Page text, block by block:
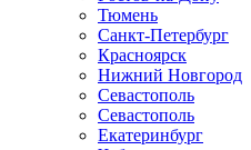
Тюмень
Санкт-Петербург
Красноярск
Нижний Новгород
Севастополь
Севастополь
Екатеринбург